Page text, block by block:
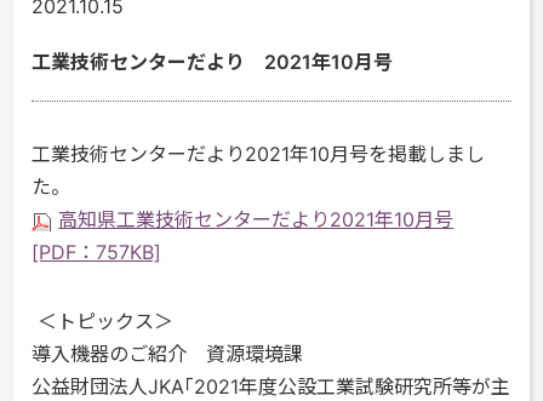
2021.10.15
工業技術センターだより 2021年10月号
工業技術センターだより2021年10月号を掲載しまし
た。
高知県工業技術センターだより2021年10月号
[PDF：757KB]
＜トピックス＞
導入機器のご紹介 資源環境課
公益財団法人JKA｢2021年度公設工業試験研究所等が主